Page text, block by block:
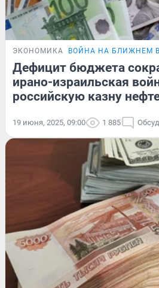
ЭКОНОМИКА ВОЙНА НА БЛИЖНЕМ
Дефицит бюджета
ирано-израильская
российскую казну
19 июня, 2025, 09:00 1 885